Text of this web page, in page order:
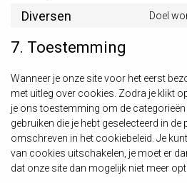
Diversen Doel
7. Toestemming
Wanneer je onze site voor het eerst
met uitleg over cookies. Zodra je klikt
je ons toestemming om de
gebruiken die je hebt geselecteerd in de
omschreven in het cookiebeleid. Je
van cookies uitschakelen, je moet er
dat onze site dan mogelijk niet meer